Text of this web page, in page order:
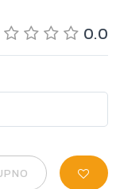
0.0